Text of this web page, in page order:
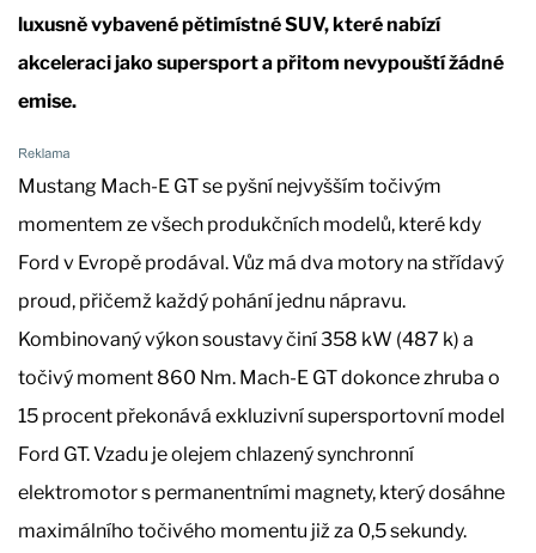
luxusně vybavené pětimístné SUV, které nabízí
akceleraci jako supersport a přitom nevypouští žádné
emise.
Mustang Mach-E GT se pyšní nejvyšším točivým
momentem ze všech produkčních modelů, které kdy
Ford v Evropě prodával. Vůz má dva motory na střídavý
proud, přičemž každý pohání jednu nápravu.
Kombinovaný výkon soustavy činí 358 kW (487 k) a
točivý moment 860 Nm. Mach-E GT dokonce zhruba o
15 procent překonává exkluzivní supersportovní model
Ford GT. Vzadu je olejem chlazený synchronní
elektromotor s permanentními magnety, který dosáhne
maximálního točivého momentu již za 0,5 sekundy.